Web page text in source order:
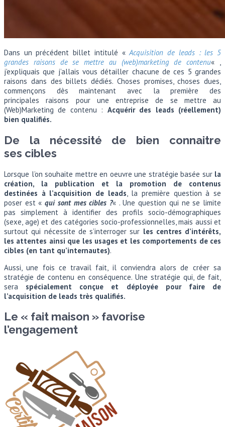
Dans un précédent billet intitulé «Acquisition de leads : les 5
grandes raisons de se mettre au (web)marketing de contenu« ,
j’expliquais que j’allais vous détailler chacune de ces 5 grandes
raisons dans des billets dédiés. Choses promises, choses dues,
commençons dès maintenant avec la première des
principales raisons pour une entreprise de se mettre au
(Web)Marketing de contenu : Acquérir des leads (réellement)
bien qualifiés.
De la nécessité de bien connaitre
ses cibles
Lorsque l’on souhaite mettre en oeuvre une stratégie basée sur la
création, la publication et la promotion de contenus
destinées à l’acquisition de leads , la première question à se
poser est «qui sont mes cibles ?« . Une question qui ne se limite
pas simplement à identifier des profils socio-démographiques
(sexe, age) et des catégories socio-professionnelles, mais aussi et
surtout qui nécessite de s’interroger sur les centres d’intérêts,
les attentes ainsi que les usages et les comportements de ces
cibles (en tant qu’internautes).
Aussi, une fois ce travail fait, il conviendra alors de créer sa
stratégie de contenu en conséquence. Une stratégie qui, de fait,
sera spécialement conçue et déployée pour faire de
l’acquisition de leads très qualifiés.
Le « fait maison » favorise
l’engagement